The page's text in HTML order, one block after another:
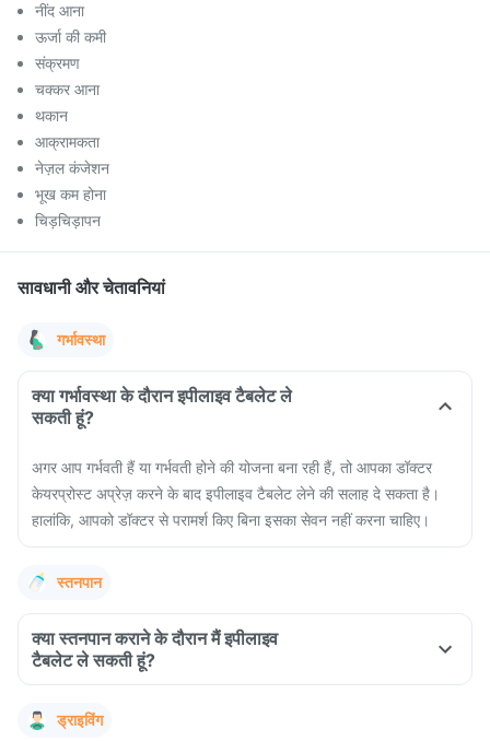
नींद आना
ऊर्जा की कमी
संक्रमण
चक्कर आना
थकान
आक्रामकता
नेज़ल कंजेशन
भूख कम होना
चिड़चिड़ापन
सावधानी और चेतावनियां
गर्भावस्था
क्या गर्भावस्था के दौरान इपीलाइव टैबलेट ले
सकती हूं?
अगर आप गर्भवती हैं या गर्भवती होने की योजना बना रही हैं, तो आपका डॉक्टर
केयरप्रोस्ट अप्रेज़ करने के बाद इपीलाइव टैबलेट लेने की सलाह दे सकता है।
हालांकि, आपको डॉक्टर से परामर्श किए बिना इसका सेवन नहीं करना चाहिए।
स्तनपान
क्या स्तनपान कराने के दौरान मैं इपीलाइव
टैबलेट ले सकती हूं?
ड्राइविंग